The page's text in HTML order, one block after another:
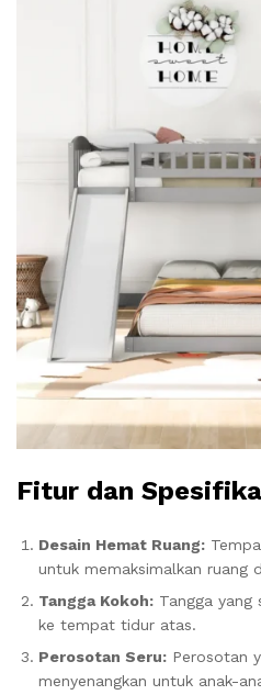
Fitur dan
Desain Hemat Ruang:
untuk memaksimalkan ruang
Tangga Kokoh: Tangga yang
ke tempat tidur atas.
Perosotan Seru: Perosotan
menyenangkan untuk anak-